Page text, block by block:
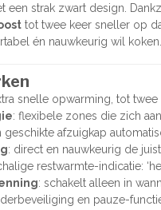
een strak zwart design.
tot twee keer sneller op
én nauwkeurig wil koken.
snelle opwarming, tot
: flexibele zones die zich
geschikte afzuigkap
: direct en nauwkeurig de
restwarmte-indicatie:
: schakelt alleen in
en pauze-